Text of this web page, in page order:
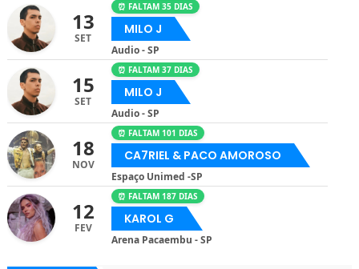
13
SET
⏰ FALTAM 35 DIAS
MILO J
Audio - SP
15
SET
⏰ FALTAM 37 DIAS
MILO J
Audio - SP
18
NOV
⏰ FALTAM 101 DIAS
CA7RIEL & PACO AMOROSO
Espaço Unimed -SP
12
FEV
⏰ FALTAM 187 DIAS
KAROL G
Arena Pacaembu - SP